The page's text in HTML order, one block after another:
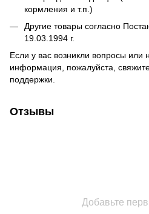
кормления и т.п.)
Другие товары согласно
19.03.1994 г.
Если у вас возникли вопросы или
информация, пожалуйста,
поддержки.
Отзывы
Добавьте